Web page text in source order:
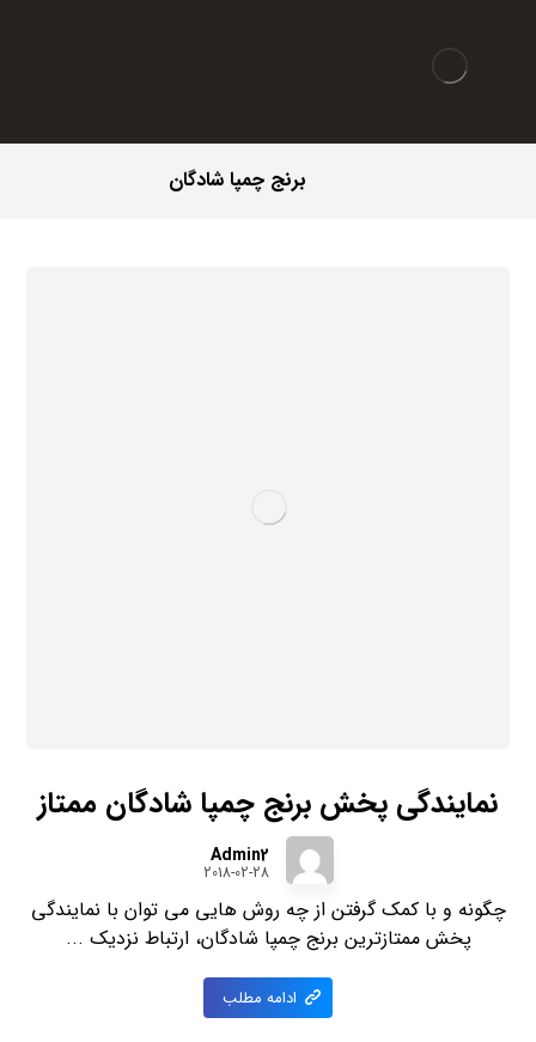
برنج چمپا شادگان
نمایندگی پخش برنج چمپا شادگان ممتاز
Admin2
2018-02-28
چگونه و با کمک گرفتن از چه روش هایی می توان با نمایندگی
پخش ممتازترین برنج چمپا شادگان، ارتباط نزدیک ...
ادامه مطلب